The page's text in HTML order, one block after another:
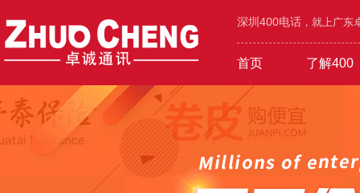
深圳400电话 ，就上广
首页 了解400
400价值600元年套餐
工业/环保/能源 机械/设备/五金